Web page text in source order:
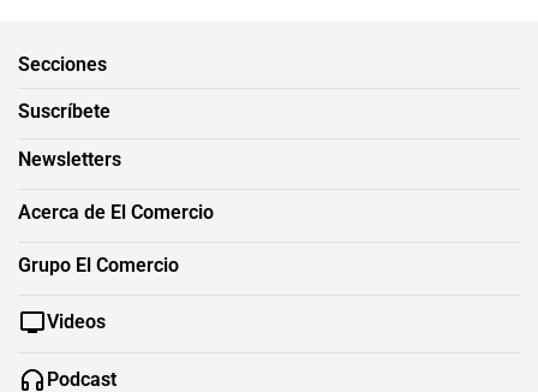
Secciones
Suscríbete
Newsletters
Acerca de El Comercio
Grupo El Comercio
Videos
Podcast